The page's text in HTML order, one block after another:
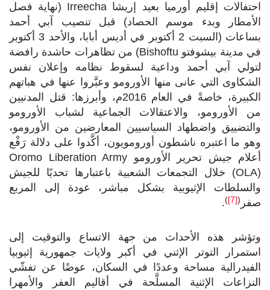
احتفالات إقليم أورميا بعيد إريشا Irreecha (نهاية فصل
الأمطار وبدء موسم الحصاد) قبل تنصيب آبي أحمد
بساعات (السبت 2 أكتوبر في أديس أبابا، والأحد 3 أكتوبر
في مدينة بيشوفتو Bishoftu) من تظاهرات حاشدة رافضة
لتولي آبي أحمد وداعية لسقوط نظامه وإعلان نفس
الشكاوى التي عانى منها الأورومو وعبَّروا عنها في هباتهم
الكبيرة، خاصةً في العام 2016م، وأبرزها: قتل المدنيين
من الأورومو، والاعتقالات الجماعية لشباب الأورومو
والتضييق واضطهاد السياسيين المعارضين من الأورومو،
وهو ما اعتبره ناشطون أورومويون، أكَّدوا على دلالة رَفْع
أعلام جيش تحرير الأورومو Oromo Liberation Army
(OLA) خلال التجمعات الشعبية باعتبارها تحديًا للجيش
والسلطات الإثيوبية بشكل مباشر، عودة إلى المربع
صفر (
[7]
)
.
وتؤشر هذه الأحداث من جهة الاتساع والتوقيت إلى
استمرار التوتر الإثني في أكبر ولايات جمهورية إثيوبيا
الفيدرالية مساحة وعددًا في السكان، عوضًا عن تفشّي
النزاعات الإثنية المسلَّحة في أقاليم العفر والأمهرا